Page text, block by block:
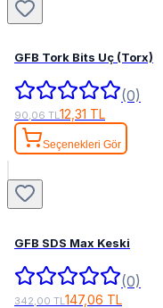
GFB Tork Bits Uç (Torx)
(0)
90,06 TL12,31 TL
Seçenekleri Gör
GFB SDS Max Keski
(0)
342,00 TL147,06 TL